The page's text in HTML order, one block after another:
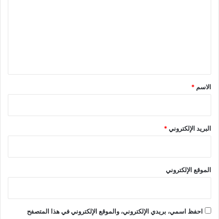
*
الاسم *
البريد الإلكتروني*
الموقع الإلكتروني
احفظ اسمي، بريدي الإلكتروني، والموقع الإلكتروني في هذا المتصفح